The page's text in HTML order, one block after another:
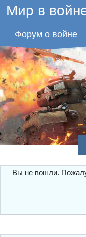
Мир в
Форум о войне
Вы не вошли.